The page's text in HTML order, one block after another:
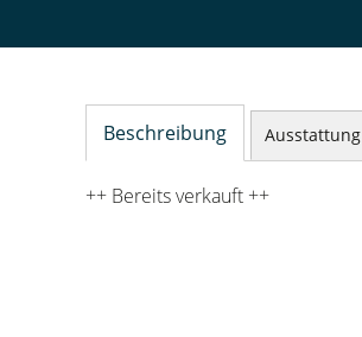
Beschreibung Ausstattung
++ Bereits verkauft ++